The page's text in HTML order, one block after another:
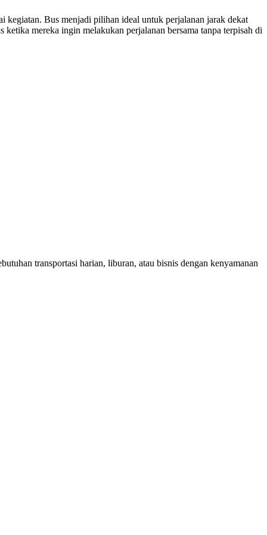
kegiatan. Bus menjadi pilihan ideal untuk perjalanan jarak dekat
mereka ingin melakukan perjalanan bersama tanpa terpisah di
transportasi harian, liburan, atau bisnis dengan kenyamanan